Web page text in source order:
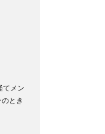
てメン
とき